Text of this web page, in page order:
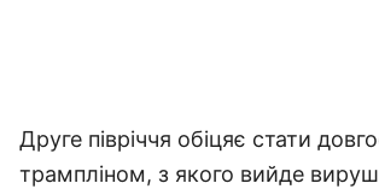
Друге півріччя обіцяє стати
трампліном, з якого вийде